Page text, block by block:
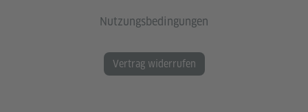
Nutzungsbedingungen
Vertrag widerrufen